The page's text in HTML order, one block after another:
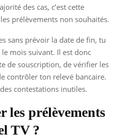
des cas, c’est cette
prélèvements non souhaités.
sans prévoir la date de fin, tu
mois suivant. Il est donc
de souscription, de vérifier les
contrôler ton relevé bancaire.
contestations inutiles.
les prélèvements
TV ?